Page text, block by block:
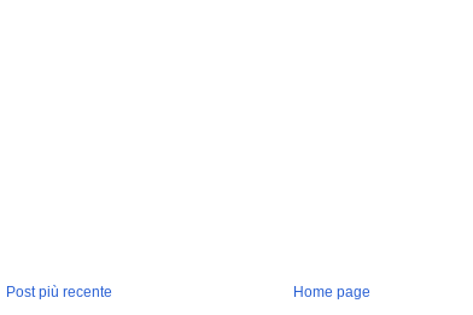
Post più recente
Home page